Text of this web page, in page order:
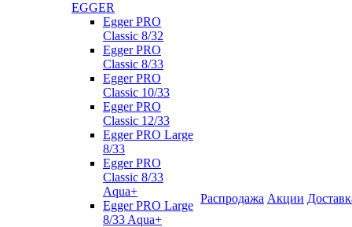
EGGER
Egger PRO
Classic 8/32
Egger PRO
Classic 8/33
Egger PRO
Classic 10/33
Egger PRO
Classic 12/33
Egger PRO Large
8/33
Egger PRO
Classic 8/33
Aqua+
Egger PRO Large
8/33 Aqua+
Распродажа Акции